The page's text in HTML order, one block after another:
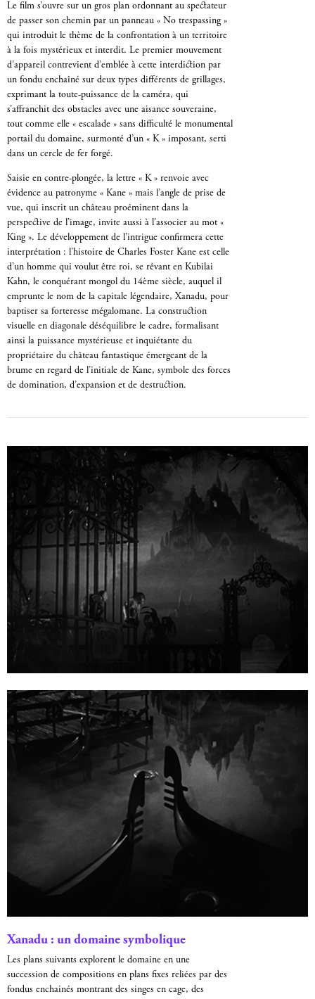
Le film s’ouvre sur un gros plan ordonnant au spectateur
de passer son chemin par un panneau « No trespassing »
qui introduit le thème de la confrontation à un territoire
à la fois mystérieux et interdit. Le premier mouvement
d’appareil contrevient d’emblée à cette interdiction par
un fondu enchaîné sur deux types différents de grillages,
exprimant la toute-puissance de la caméra, qui
s’affranchit des obstacles avec une aisance souveraine,
tout comme elle « escalade » sans difficulté le monumental
portail du domaine, surmonté d’un « K » imposant, serti
dans un cercle de fer forgé.
Saisie en contre-plongée, la lettre « K » renvoie avec
évidence au patronyme « Kane » mais l’angle de prise de
vue, qui inscrit un château proéminent dans la
perspective de l’image, invite aussi à l’associer au mot «
King ». Le développement de l’intrigue confirmera cette
interprétation : l’histoire de Charles Foster Kane est celle
d’un homme qui voulut être roi, se rêvant en Kubilai
Kahn, le conquérant mongol du 14ème siècle, auquel il
emprunte le nom de la capitale légendaire, Xanadu, pour
baptiser sa forteresse mégalomane. La construction
visuelle en diagonale déséquilibre le cadre, formalisant
ainsi la puissance mystérieuse et inquiétante du
propriétaire du château fantastique émergeant de la
brume en regard de l’initiale de Kane, symbole des forces
de domination, d’expansion et de destruction.
Xanadu : un domaine symbolique
Les plans suivants explorent le domaine en une
succession de compositions en plans fixes reliées par des
fondus enchainés montrant des singes en cage, des